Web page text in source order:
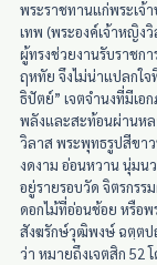
พระราชทานแก่พระเจ้
เทพ (พระองค์เจ้าหญิง
ผู้ทรงช่วยงานรับราชกา
ฤหทัย จึงไม่น่าแปลกใจ
ธิปัตย์” เจตจำนงที่มีเอ
พลังและสะท้อนผ่านหล
วิลาส พระพุทธรูปสีขา
งดงาม อ่อนหวาน นุ่ม
อยู่รายรอบวัด จิตรกร
ดอกไม้ที่อ่อนช้อย หรือ
สังฆรักษ์วุฒิพงษ์ ฉตฺตป
ว่า หมายถึงเจตสิก 52